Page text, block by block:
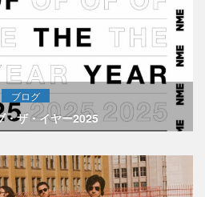
ブログ
・ザ・イヤー2025